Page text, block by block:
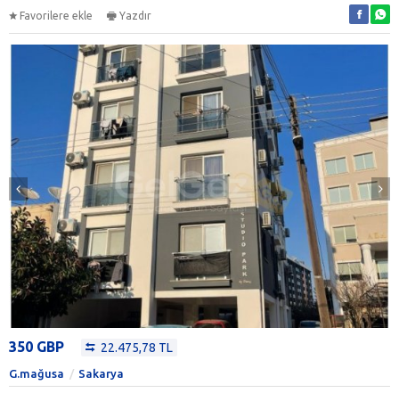
Favorilere ekle Yazdır
350 GBP 22.475,78 TL
G.mağusa Sakarya